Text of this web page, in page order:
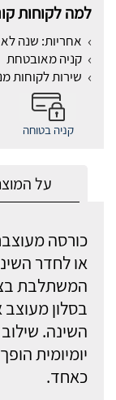
למה לקוחות
אחריות: שנה
קניה מאובטחת
שירות לקוחות
קניה בטוחה
על
כורסה
או לחדר
המשתלבת
בסלון
השינה. שילוב
יומיומית
כאחד.